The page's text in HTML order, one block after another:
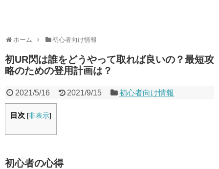
ホーム 初心者向け情報
初UR閃は誰をどうやって取れば良いの？最短攻
略のための登用計画は？
2021/5/16 2021/9/15 初心者向け情報
目次 [非表示]
初心者の心得